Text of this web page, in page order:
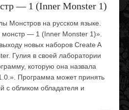
— 1 (Inner Monster 1)
Монстров на русском языке.
монстр — 1 (Inner Monster 1)».
новых наборов Create A
Гулия в своей лаборатории
которую она назвала
Программа может принять
с обликом обладателя и